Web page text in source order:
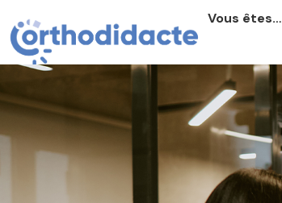
Vous êtes…